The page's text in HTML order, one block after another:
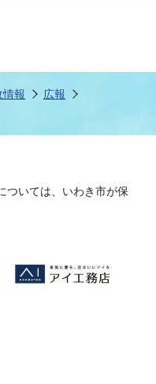
情報
広報
ついては、いわき市が保